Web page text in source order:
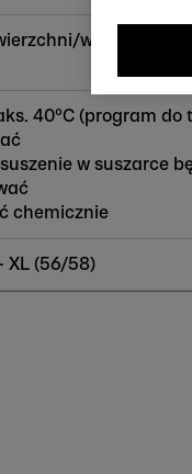
40°C (program
w suszarce
chemicznie
XL (56/58)